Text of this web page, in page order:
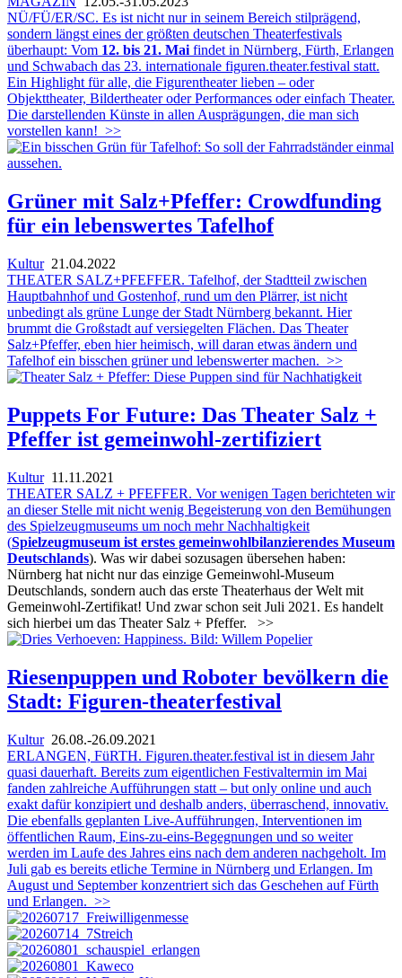
NÜ/FÜ/ER/SC. Es ist nicht nur in seinem Bereich stilprägend,
sondern längst eines der größten deutschen Theaterfestivals
überhaupt: Vom 12. bis 21. Mai findet in Nürnberg, Fürth, Erlangen
und Schwabach das 23. internationale figuren.theater.festival statt.
Ein Highlight für alle, die Figurentheater lieben – oder
Objekttheater, Bildertheater oder Performances oder einfach Theater.
Die darstellenden Künste in allen Ausprägungen, die man sich
vorstellen kann! >>
Grüner mit Salz+Pfeffer: Crowdfunding
für ein lebenswertes Tafelhof
Kultur21.04.2022
THEATER SALZ+PFEFFER. Tafelhof, der Stadtteil zwischen
Hauptbahnhof und Gostenhof, rund um den Plärrer, ist nicht
unbedingt als grüne Lunge der Stadt Nürnberg bekannt. Hier
brummt die Großstadt auf versiegelten Flächen. Das Theater
Salz+Pfeffer, eben hier heimisch, will daran etwas ändern und
Tafelhof ein bisschen grüner und lebenswerter machen. >>
Puppets For Future: Das Theater Salz +
Pfeffer ist gemeinwohl-zertifiziert
Kultur11.11.2021
THEATER SALZ + PFEFFER. Vor wenigen Tagen berichteten wir
an dieser Stelle mit nicht wenig Begeisterung von den Bemühungen
des Spielzeugmuseums um noch mehr Nachhaltigkeit
(Spielzeugmuseum ist erstes gemeinwohlbilanzierendes Museum
Deutschlands). Was wir dabei sozusagen übersehen haben:
Nürnberg hat nicht nur das einzige Gemeinwohl-Museum
Deutschlands, sondern auch das erste Theaterhaus der Welt mit
Gemeinwohl-Zertifikat! Und zwar schon seit Juli 2021. Es handelt
sich hierbei um das Theater Salz + Pfeffer.
>>
Riesenpuppen und Roboter bevölkern die
Stadt: Figuren-theaterfestival
Kultur26.08.-26.09.2021
ERLANGEN, FüRTH. Figuren.theater.festival ist in diesem Jahr
quasi dauerhaft. Bereits zum eigentlichen Festivaltermin im Mai
fanden zahlreiche Aufführungen statt – but only online und auch
exakt dafür konzipiert und deshalb anders, überraschend, innovativ.
Die ebenfalls geplanten Live-Aufführungen, Interventionen im
öffentlichen Raum, Eins-zu-eins-Begegnungen und so weiter
werden im Laufe des Jahres eins nach dem anderen nachgeholt. Im
Juli gab es bereits etliche Termine in Nürnberg und Erlangen. Im
August und September konzentriert sich das Geschehen auf Fürth
und Erlangen. >>